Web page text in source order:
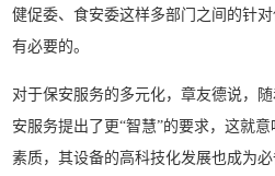
健促委、食安委这样多部门之间的针
有必要的。
对于保安服务的多元化，章友德说，
安服务提出了更“智慧”的要求，这就
素质，其设备的高科技化发展也成为